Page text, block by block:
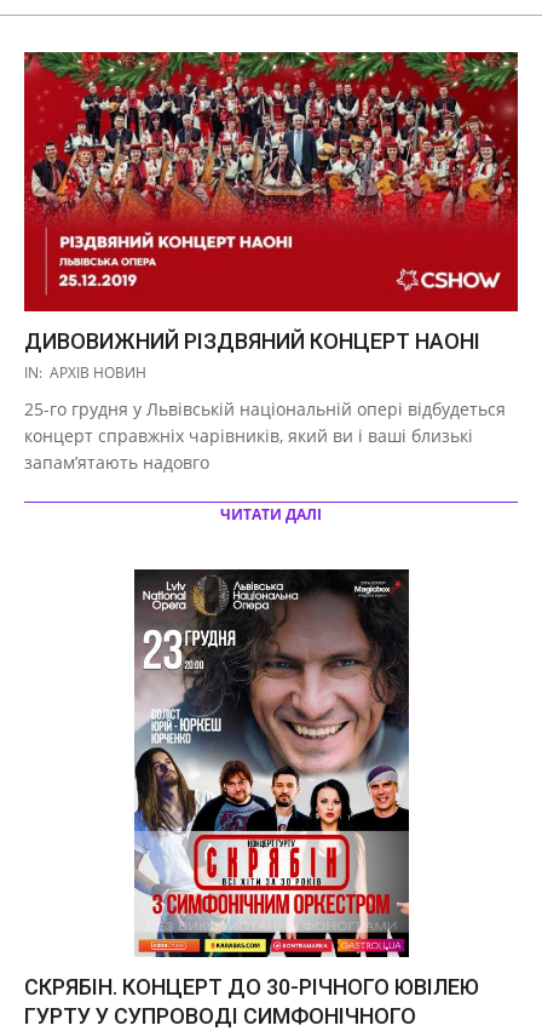
ДИВОВИЖНИЙ РІЗДВЯНИЙ КОНЦЕРТ НАОНІ
2019-
25
IN: АРХІВ НОВИН
25-го грудня у Львівській національній опері відбудеться
концерт справжніх чарівників, який ви і ваші близькі
запам’ятають надовго
ЧИТАТИ ДАЛІ
СКРЯБІН. КОНЦЕРТ ДО 30-РІЧНОГО ЮВІЛЕЮ
ГУРТУ У СУПРОВОДІ СИМФОНІЧНОГО